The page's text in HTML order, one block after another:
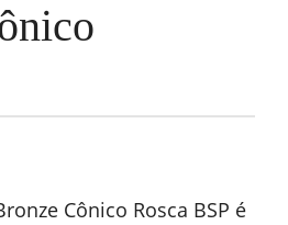
Cônico Rosca BSP é